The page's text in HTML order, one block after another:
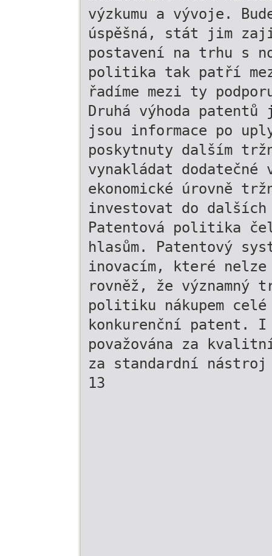
výzkumu a vývoje.
úspěšná, stát jim
postavení na trhu s
politika tak patří
řadíme mezi ty
Druhá výhoda
jsou informace po
poskytnuty dalším
vynakládat dodatečné
ekonomické úrovně
investovat do
Patentová politika
hlasům. Patentový
inovacím, které
rovněž, že významný
politiku nákupem
konkurenční patent.
považována za
za standardní nástroj
13